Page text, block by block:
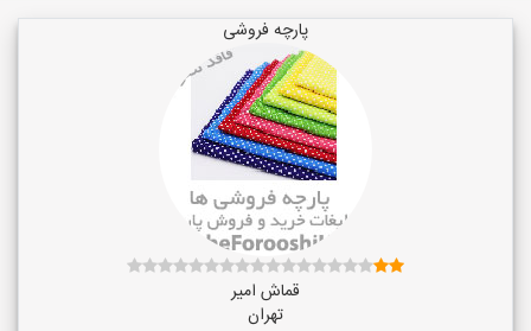
پارچه فروشی
قماش امیر
تهران